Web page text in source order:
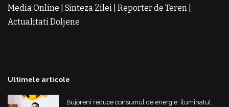
Media Online
Sinteza Zilei Reporter de Teren
Actualitati Doljene
Ultimele articole
Bujoreni reduce consumul de energie: iluminatul